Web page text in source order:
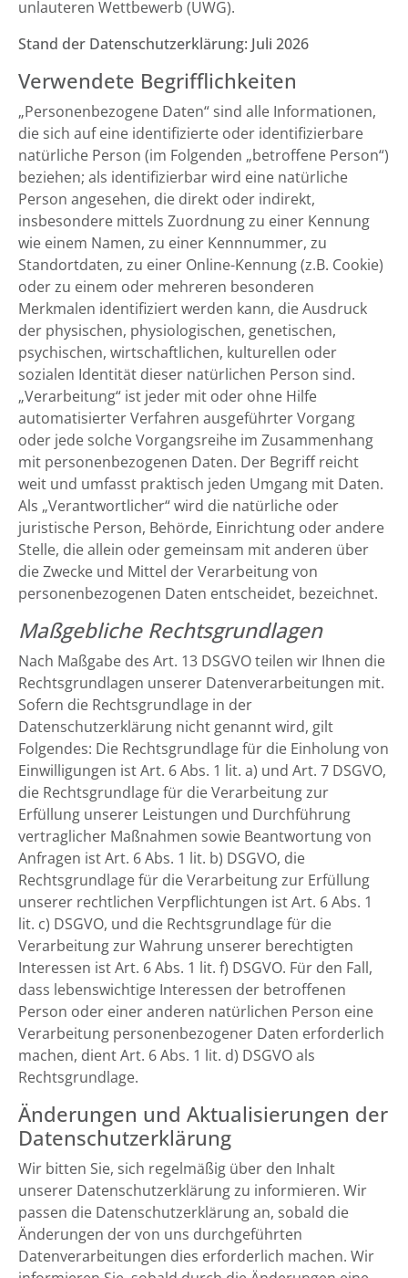
unlauteren Wettbewerb (UWG).
Stand der Datenschutzerklärung: Juli 2026
Verwendete Begrifflichkeiten
„Personenbezogene Daten“ sind alle Informationen,
die sich auf eine identifizierte oder identifizierbare
natürliche Person (im Folgenden „betroffene Person“)
beziehen; als identifizierbar wird eine natürliche
Person angesehen, die direkt oder indirekt,
insbesondere mittels Zuordnung zu einer Kennung
wie einem Namen, zu einer Kennnummer, zu
Standortdaten, zu einer Online-Kennung (z.B. Cookie)
oder zu einem oder mehreren besonderen
Merkmalen identifiziert werden kann, die Ausdruck
der physischen, physiologischen, genetischen,
psychischen, wirtschaftlichen, kulturellen oder
sozialen Identität dieser natürlichen Person sind.
„Verarbeitung“ ist jeder mit oder ohne Hilfe
automatisierter Verfahren ausgeführter Vorgang
oder jede solche Vorgangsreihe im Zusammenhang
mit personenbezogenen Daten. Der Begriff reicht
weit und umfasst praktisch jeden Umgang mit Daten.
Als „Verantwortlicher“ wird die natürliche oder
juristische Person, Behörde, Einrichtung oder andere
Stelle, die allein oder gemeinsam mit anderen über
die Zwecke und Mittel der Verarbeitung von
personenbezogenen Daten entscheidet, bezeichnet.
Maßgebliche Rechtsgrundlagen
Nach Maßgabe des Art. 13 DSGVO teilen wir Ihnen die
Rechtsgrundlagen unserer Datenverarbeitungen mit.
Sofern die Rechtsgrundlage in der
Datenschutzerklärung nicht genannt wird, gilt
Folgendes: Die Rechtsgrundlage für die Einholung von
Einwilligungen ist Art. 6 Abs. 1 lit. a) und Art. 7 DSGVO,
die Rechtsgrundlage für die Verarbeitung zur
Erfüllung unserer Leistungen und Durchführung
vertraglicher Maßnahmen sowie Beantwortung von
Anfragen ist Art. 6 Abs. 1 lit. b) DSGVO, die
Rechtsgrundlage für die Verarbeitung zur Erfüllung
unserer rechtlichen Verpflichtungen ist Art. 6 Abs. 1
lit. c) DSGVO, und die Rechtsgrundlage für die
Verarbeitung zur Wahrung unserer berechtigten
Interessen ist Art. 6 Abs. 1 lit. f) DSGVO. Für den Fall,
dass lebenswichtige Interessen der betroffenen
Person oder einer anderen natürlichen Person eine
Verarbeitung personenbezogener Daten erforderlich
machen, dient Art. 6 Abs. 1 lit. d) DSGVO als
Rechtsgrundlage.
Änderungen und Aktualisierungen der
Datenschutzerklärung
Wir bitten Sie, sich regelmäßig über den Inhalt
unserer Datenschutzerklärung zu informieren. Wir
passen die Datenschutzerklärung an, sobald die
Änderungen der von uns durchgeführten
Datenverarbeitungen dies erforderlich machen. Wir